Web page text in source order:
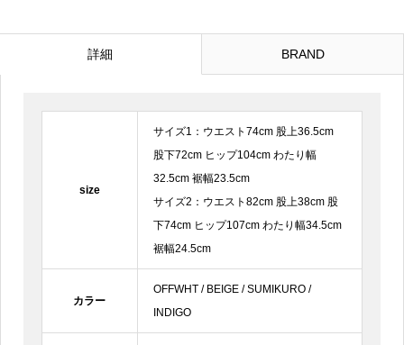
詳細 BRAND
size
サイズ1：ウエスト74cm 股上36.5cm
股下72cm ヒップ104cm わたり幅
32.5cm 裾幅23.5cm
サイズ2：ウエスト82cm 股上38cm 股
下74cm ヒップ107cm わたり幅34.5cm
裾幅24.5cm
カラー
OFFWHT / BEIGE / SUMIKURO /
INDIGO